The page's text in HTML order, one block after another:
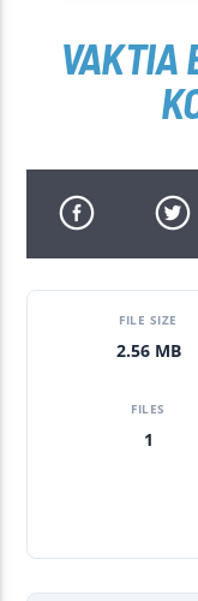
VAKTIA
FILE SIZE
2.56 MB
FILES
1